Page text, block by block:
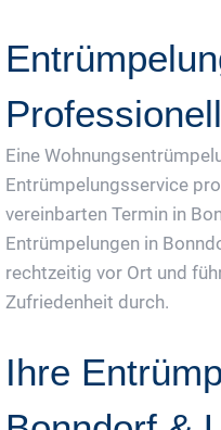
Eine
Entrümpelungsservice
vereinbarten Termin in
Entrümpelungen in
rechtzeitig vor Ort und
Zufriedenheit durch.
Ihre